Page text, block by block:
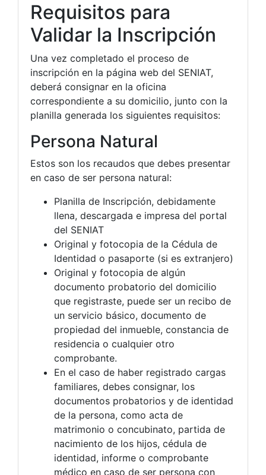
Requisitos para
Validar la Inscripción
Una vez completado el proceso de
inscripción en la página web del SENIAT,
deberá consignar en la oficina
correspondiente a su domicilio, junto con la
planilla generada los siguientes requisitos:
Persona Natural
Estos son los recaudos que debes presentar
en caso de ser persona natural:
Planilla de Inscripción, debidamente
llena, descargada e impresa del portal
del SENIAT
Original y fotocopia de la Cédula de
Identidad o pasaporte (si es extranjero)
Original y fotocopia de algún
documento probatorio del domicilio
que registraste, puede ser un recibo de
un servicio básico, documento de
propiedad del inmueble, constancia de
residencia o cualquier otro
comprobante.
En el caso de haber registrado cargas
familiares, debes consignar, los
documentos probatorios y de identidad
de la persona, como acta de
matrimonio o concubinato, partida de
nacimiento de los hijos, cédula de
identidad, informe o comprobante
médico en caso de ser persona con